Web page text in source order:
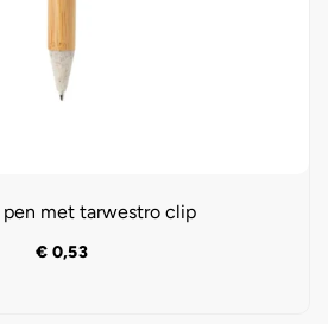
pen met tarwestro clip
€ 0,53